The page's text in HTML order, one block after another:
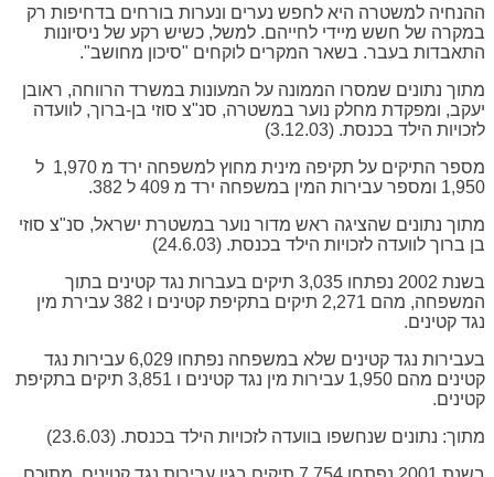
ההנחיה למשטרה היא לחפש נערים ונערות בורחים בדחיפות רק
במקרה של חשש מיידי לחייהם. למשל, כשיש רקע של ניסיונות
התאבדות בעבר. בשאר המקרים לוקחים "סיכון מחושב".
מתוך נתונים שמסרו הממונה על המעונות במשרד הרווחה, ראובן
יעקב, ומפקדת מחלק נוער במשטרה, סנ"צ סוזי בן-ברוך, לוועדה
לזכויות הילד בכנסת. (3.12.03)
מספר התיקים על תקיפה מינית מחוץ למשפחה ירד מ 1,970 ל
1,950 ומספר עבירות המין במשפחה ירד מ 409 ל 382.
מתוך נתונים שהציגה ראש מדור נוער במשטרת ישראל, סנ"צ סוזי
בן ברוך לוועדה לזכויות הילד בכנסת. (24.6.03)
בשנת 2002 נפתחו 3,035 תיקים בעברות נגד קטינים בתוך
המשפחה, מהם 2,271 תיקים בתקיפת קטינים ו 382 עבירת מין
נגד קטינים.
בעבירות נגד קטינים שלא במשפחה נפתחו 6,029 עבירות נגד
קטינים מהם 1,950 עבירות מין נגד קטינים ו 3,851 תיקים בתקיפת
קטינים.
מתוך: נתונים שנחשפו בוועדה לזכויות הילד בכנסת. (23.6.03)